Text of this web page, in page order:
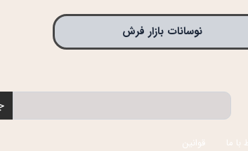
نوسانات بازار فرش
جستجو
با ما قوانین